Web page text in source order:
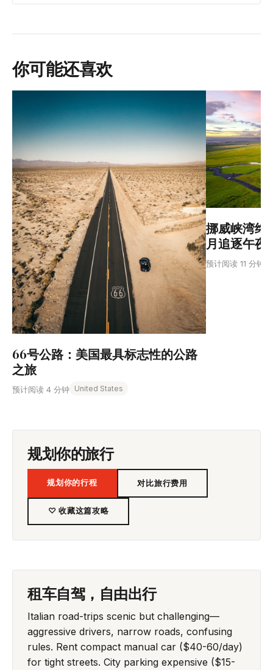
你可能还喜欢
66号公路：美国最具标志性的公路
之旅
预计阅读 4 分钟 United States
挪威峡湾终
月追逐午夜
预计阅读 11 分钟
规划你的旅行
规划你的行程 对比旅行费用
♡ 收藏这篇攻略
租车自驾，自由出行
Italian road-trips scenic but challenging—
aggressive drivers, narrow roads, confusing
rules. Rent compact manual car ($40-60/day)
for tight streets. City parking expensive ($15-